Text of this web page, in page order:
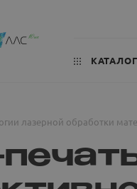
КАТАЛОГ
лазерной обработки